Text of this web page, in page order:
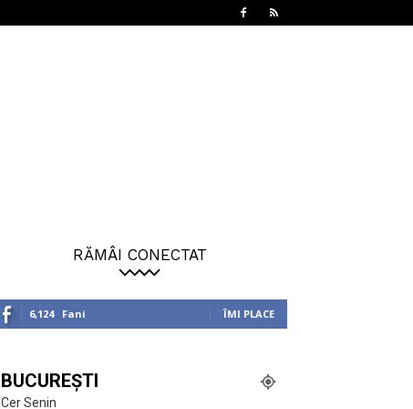
RĂMÂI CONECTAT
6,124 Fani ÎMI PLACE
BUCUREȘTI
Cer Senin